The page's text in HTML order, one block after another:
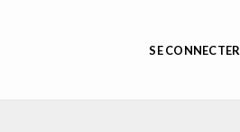
SE CONNECTER